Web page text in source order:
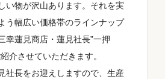
ズ
い物が沢山あります。それを実
う幅広い価格帯のラインナップ
幸蓮見商店・蓮見社長”一押
介させていただきます。
社長をお迎えしますので、生産